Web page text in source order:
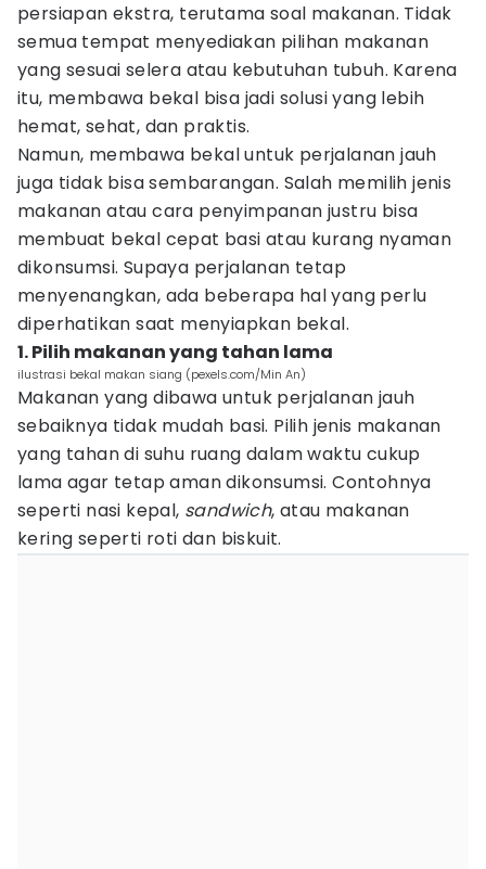
persiapan ekstra, terutama soal makanan. Tidak
semua tempat menyediakan pilihan makanan
yang sesuai selera atau kebutuhan tubuh. Karena
itu, membawa bekal bisa jadi solusi yang lebih
hemat, sehat, dan praktis.
Namun, membawa bekal untuk perjalanan jauh
juga tidak bisa sembarangan. Salah memilih jenis
makanan atau cara penyimpanan justru bisa
membuat bekal cepat basi atau kurang nyaman
dikonsumsi. Supaya perjalanan tetap
menyenangkan, ada beberapa hal yang perlu
diperhatikan saat menyiapkan bekal.
1. Pilih makanan yang tahan lama
ilustrasi bekal makan siang (pexels.com/Min An)
Makanan yang dibawa untuk perjalanan jauh
sebaiknya tidak mudah basi. Pilih jenis makanan
yang tahan di suhu ruang dalam waktu cukup
lama agar tetap aman dikonsumsi. Contohnya
seperti nasi kepal, sandwich, atau makanan
kering seperti roti dan biskuit.